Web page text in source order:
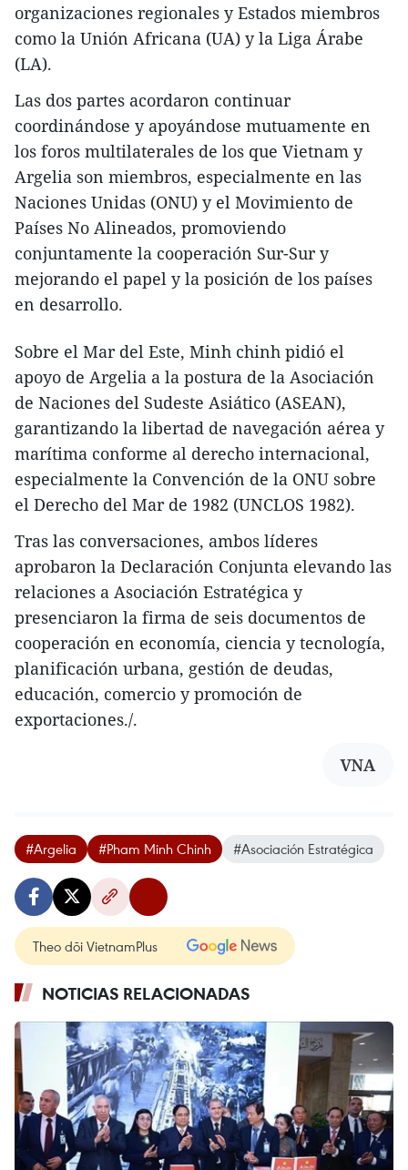
organizaciones regionales y Estados miembros
como la Unión Africana (UA) y la Liga Árabe
(LA).
Las dos partes acordaron continuar
coordinándose y apoyándose mutuamente en
los foros multilaterales de los que Vietnam y
Argelia son miembros, especialmente en las
Naciones Unidas (ONU) y el Movimiento de
Países No Alineados, promoviendo
conjuntamente la cooperación Sur-Sur y
mejorando el papel y la posición de los países
en desarrollo.
Sobre el Mar del Este, Minh chinh pidió el
apoyo de Argelia a la postura de la Asociación
de Naciones del Sudeste Asiático (ASEAN),
garantizando la libertad de navegación aérea y
marítima conforme al derecho internacional,
especialmente la Convención de la ONU sobre
el Derecho del Mar de 1982 (UNCLOS 1982).
Tras las conversaciones, ambos líderes
aprobaron la Declaración Conjunta elevando las
relaciones a Asociación Estratégica y
presenciaron la firma de seis documentos de
cooperación en economía, ciencia y tecnología,
planificación urbana, gestión de deudas,
educación, comercio y promoción de
exportaciones./.
VNA
#Argelia #Pham Minh Chinh #Asociación Estratégica
Theo dõi VietnamPlus
NOTICIAS RELACIONADAS